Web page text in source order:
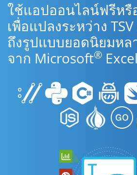
ใช้แอปออนไลน์ฟรีหรื
เพื่อแปลงระหว่าง TSV
ถึงรูปแบบยอดนิยมหล
จาก Microsoft® Excel